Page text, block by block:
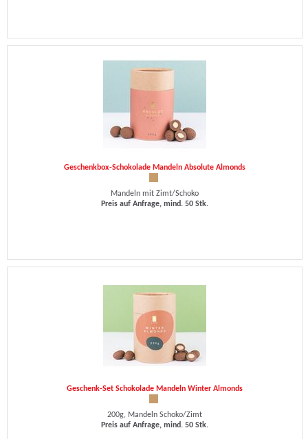
Geschenkbox-Schokolade Mandeln Absolute Almonds
Mandeln mit Zimt/Schoko
Preis auf Anfrage, mind. 50 Stk.
Geschenk-Set Schokolade Mandeln Winter Almonds
200g, Mandeln Schoko/Zimt
Preis auf Anfrage, mind. 50 Stk.